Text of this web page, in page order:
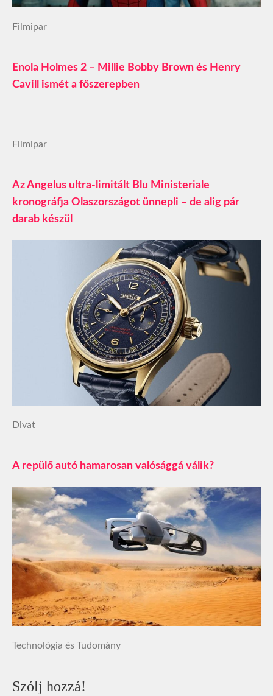
Filmipar
Enola Holmes 2 – Millie Bobby Brown és Henry
Cavill ismét a főszerepben
Filmipar
Az Angelus ultra-limitált Blu Ministeriale
kronográfja Olaszországot ünnepli – de alig pár
darab készül
Divat
A repülő autó hamarosan valósággá válik?
Technológia és Tudomány
Szólj hozzá!